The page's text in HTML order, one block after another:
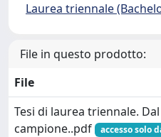
Laurea triennale
File in questo prodotto:
File
Tesi di laurea triennale.
campione..pdf
accesso solo